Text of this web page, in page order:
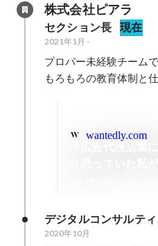
株式会社ピアラ
セクション長 現在
2021年1月 -
プロパー未経験チーム
もろもろの教育体制と
wantedly.com
| 株式会社ピアラ
デジタルコンサルテ
2020年10月